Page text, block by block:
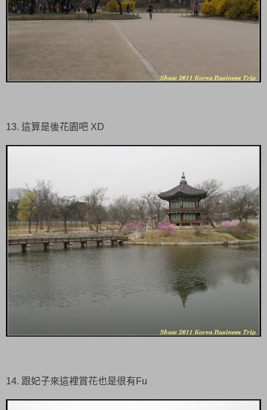
13. 這算是後花園吧 XD
14. 跟妃子來這裡賞花也是很有Fu